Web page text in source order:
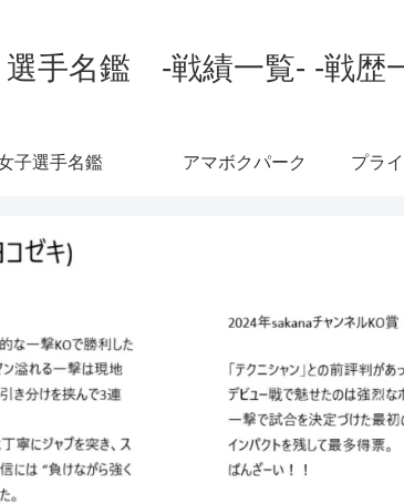
手名鑑 -戦績一覧- -戦歴
子選手名鑑 アマボクパーク プラ